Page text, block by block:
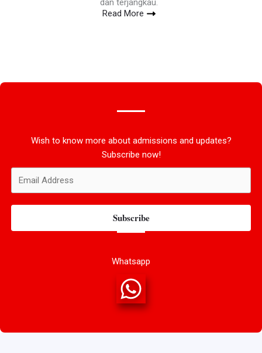
dan terjangkau.
Read More
Wish to know more about admissions and updates?
Subscribe now!
Subscribe
Whatsapp